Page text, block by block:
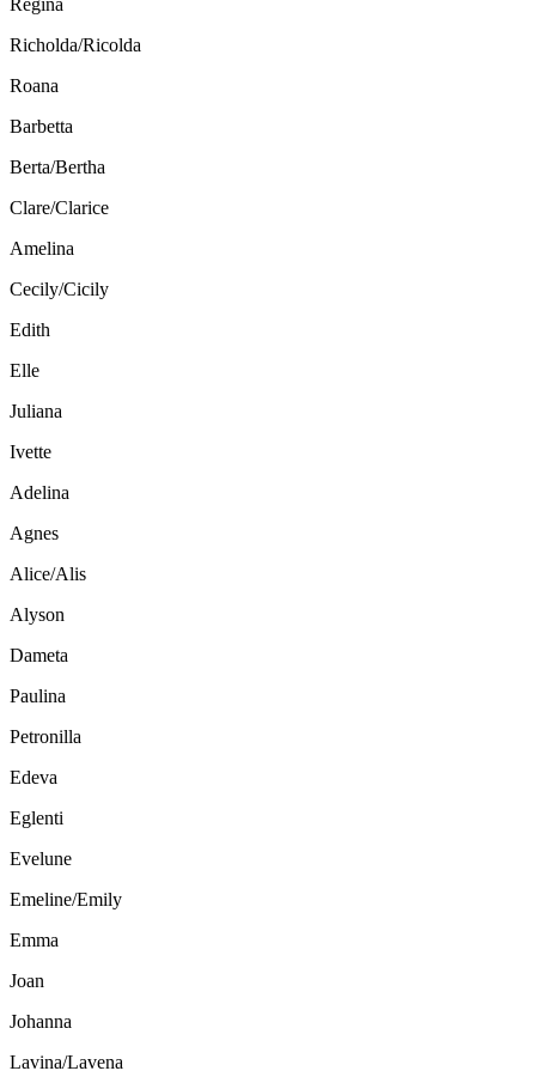
Richolda/Ricolda
Roana
Barbetta
Berta/Bertha
Clare/Clarice
Amelina
Cecily/Cicily
Edith
Elle
Juliana
Ivette
Adelina
Agnes
Alice/Alis
Alyson
Dameta
Paulina
Petronilla
Edeva
Eglenti
Evelune
Emeline/Emily
Emma
Joan
Johanna
Lavina/Lavena